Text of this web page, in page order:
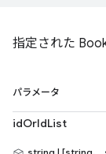
指定された
パラメータ
idOrIdList